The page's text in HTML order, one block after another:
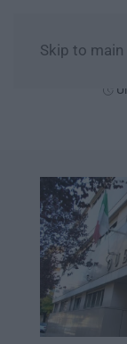
Skip to